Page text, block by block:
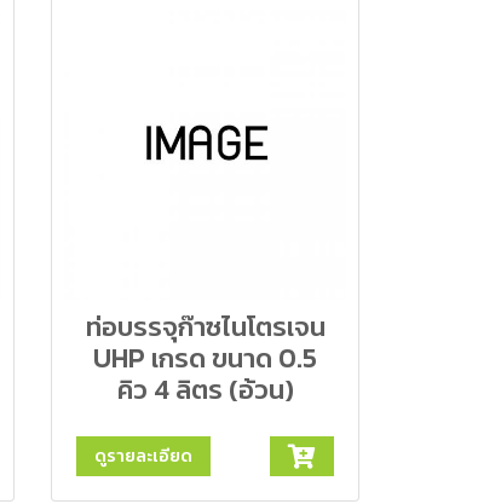
ท่อบรรจุก๊าซไนโตรเจน
UHP เกรด ขนาด 0.5
คิว 4 ลิตร (อ้วน)
ดูรายละเอียด